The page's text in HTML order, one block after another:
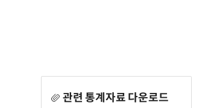
관련 통계자료 다운로드